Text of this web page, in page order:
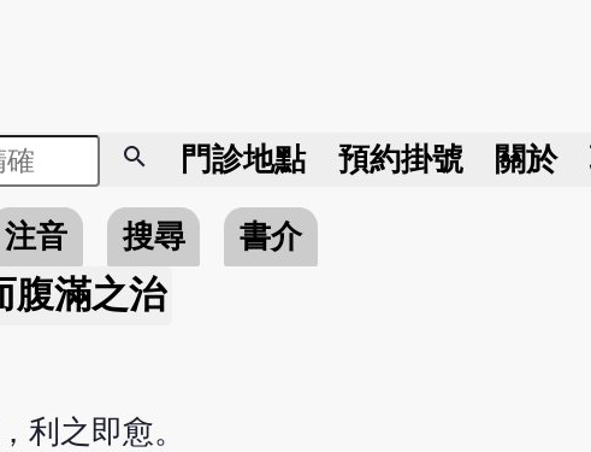
search 門診地點 預約掛號 關於
注音 搜尋
書介
腹滿之治
利之即愈。